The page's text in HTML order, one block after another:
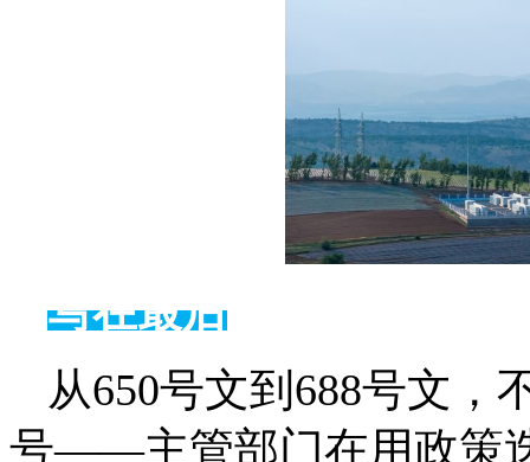
写在最后
从650号文到688号文，
号——主管部门在用政策